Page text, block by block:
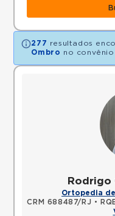
277 resultados
Ombro no convênio
Rodrigo
Ortopedia
CRM 688487/RJ •